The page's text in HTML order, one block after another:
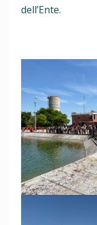
dell’Ente.